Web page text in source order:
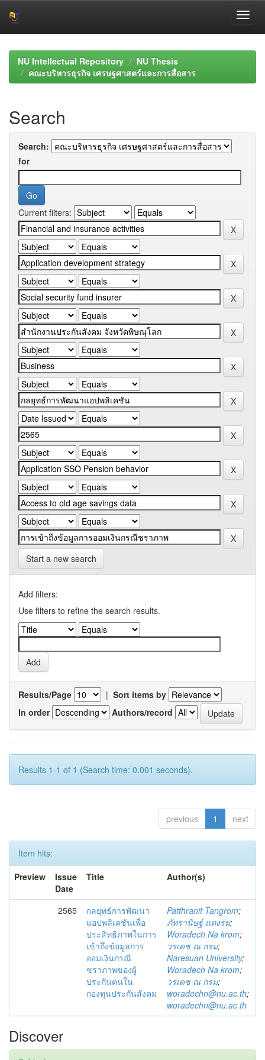
navigationNU Intellectual Repository
NU Thesis
คณะบริหารธุรกิจ เศรษฐศาสตร์และการสื่อสาร
Search
Search:
for
Current filters:
Start a new search
Add filters:
Use filters to refine the search results.
Results/Page | Sort items by
In order
Authors/record
Results 1-1 of 1 (Search time: 0.001 seconds).
previous 1 next
Item hits:
Preview
Issue
Date
Title Author(s)
2565
กลยุทธ์การพัฒนา
แอปพลิเคชันเพื่อ
ประสิทธิภาพในการ
เข้าถึงข้อมูลการ
ออมเงินกรณี
ชราภาพของผู้
ประกันตนใน
กองทุนประกันสังคม
Patthranit Tangrom;
ภัทรานิษฐ์ แตงร่ม;
Woradech Na krom;
วรเดช ณ กรม;
Naresuan University;
Woradech Na krom;
วรเดช ณ กรม;
woradechn@nu.ac.th;
woradechn@nu.ac.th
Discover